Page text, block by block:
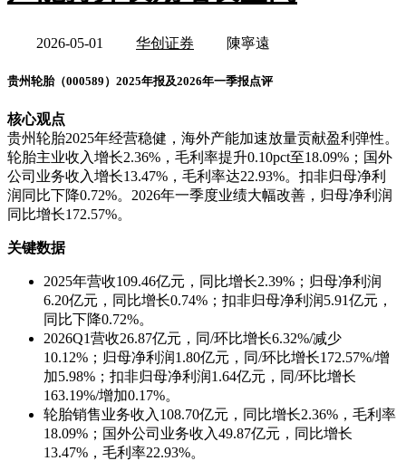
2026-05-01 华创证券 陳寧遠
贵州轮胎（000589）2025年报及2026年一季报点评
核心观点
贵州轮胎2025年经营稳健，海外产能加速放量贡献盈利弹性。
轮胎主业收入增长2.36%，毛利率提升0.10pct至18.09%；国外
公司业务收入增长13.47%，毛利率达22.93%。扣非归母净利
润同比下降0.72%。2026年一季度业绩大幅改善，归母净利润
同比增长172.57%。
关键数据
2025年营收109.46亿元，同比增长2.39%；归母净利润
6.20亿元，同比增长0.74%；扣非归母净利润5.91亿元，
同比下降0.72%。
2026Q1营收26.87亿元，同/环比增长6.32%/减少
10.12%；归母净利润1.80亿元，同/环比增长172.57%/增
加5.98%；扣非归母净利润1.64亿元，同/环比增长
163.19%/增加0.17%。
轮胎销售业务收入108.70亿元，同比增长2.36%，毛利率
18.09%；国外公司业务收入49.87亿元，同比增长
13.47%，毛利率22.93%。